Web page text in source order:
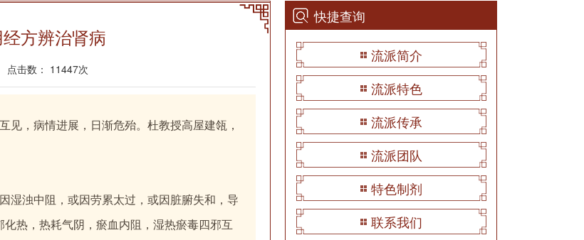
方辨治肾病
击数： 11447次
，病情进展，日渐危殆。杜教授高屋建瓴，
浊中阻，或因劳累太过，或因脏腑失和，导
热，热耗气阴，瘀血内阻，湿热瘀毒四邪互
快捷查询
流派简介
流派特色
流派传承
流派团队
特色制剂
联系我们